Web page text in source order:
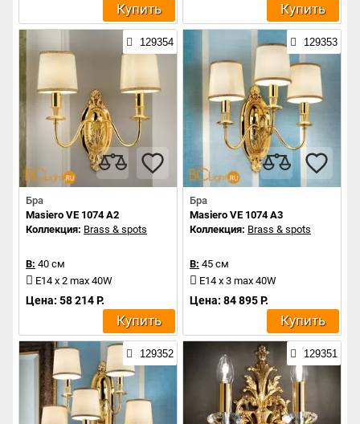
Купить Купить
129354
Бра
Masiero VE 1074 A2
Коллекция: Brass & spots
В: 40 см
E14 x 2 max 40W
Цена: 58 214 Р.
Купить
129353
Бра
Masiero VE 1074 A3
Коллекция: Brass & spots
В: 45 см
E14 x 3 max 40W
Цена: 84 895 Р.
Купить
129352 129351